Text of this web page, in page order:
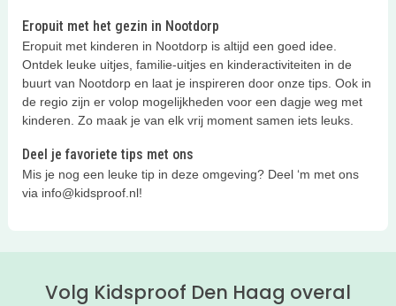
Eropuit met het gezin in Nootdorp
Eropuit met kinderen in Nootdorp is altijd een goed idee.
Ontdek leuke uitjes, familie-uitjes en kinderactiviteiten in de
buurt van Nootdorp en laat je inspireren door onze tips. Ook in
de regio zijn er volop mogelijkheden voor een dagje weg met
kinderen. Zo maak je van elk vrij moment samen iets leuks.
Deel je favoriete tips met ons
Mis je nog een leuke tip in deze omgeving? Deel ‘m met ons
via info@kidsproof.nl!
Volg Kidsproof Den Haag overal